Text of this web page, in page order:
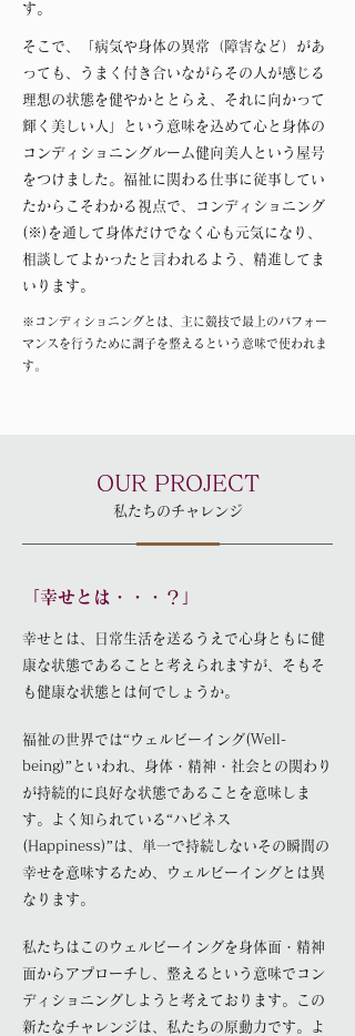
す。
そこで、「病気や身体の異常（障害など）があ
っても、うまく付き合いながらその人が感じる
理想の状態を健やかととらえ、それに向かって
輝く美しい人」という意味を込めて心と身体の
コンディショニングルーム健向美人という屋号
をつけました。福祉に関わる仕事に従事してい
たからこそわかる視点で、コンディショニング
(※)を通して身体だけでなく心も元気になり、
相談してよかったと言われるよう、精進してま
いります。
※コンディショニングとは、主に競技で最上のパフォー
マンスを行うために調子を整えるという意味で使われま
す。
OUR PROJECT
私たちのチャレンジ
「幸せとは・・・？」
幸せとは、日常生活を送るうえで心身ともに健
康な状態であることと考えられますが、そもそ
も健康な状態とは何でしょうか。
福祉の世界では“ウェルビーイング(Well-
being)”といわれ、身体・精神・社会との関わり
が持続的に良好な状態であることを意味しま
す。よく知られている“ハピネス
(Happiness)”は、単一で持続しないその瞬間の
幸せを意味するため、ウェルビーイングとは異
なります。
私たちはこのウェルビーイングを身体面・精神
面からアプローチし、整えるという意味でコン
ディショニングしようと考えております。この
新たなチャレンジは、私たちの原動力です。よ